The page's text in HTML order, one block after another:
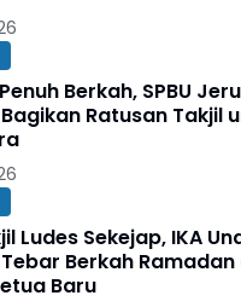
Berkah, SPBU
Ratusan Takjil
Ludes Sekejap, IKA
Berkah Ramadan
Baru